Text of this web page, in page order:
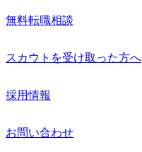
無料転職相談
スカウトを受け取った方へ
採用情報
お問い合わせ